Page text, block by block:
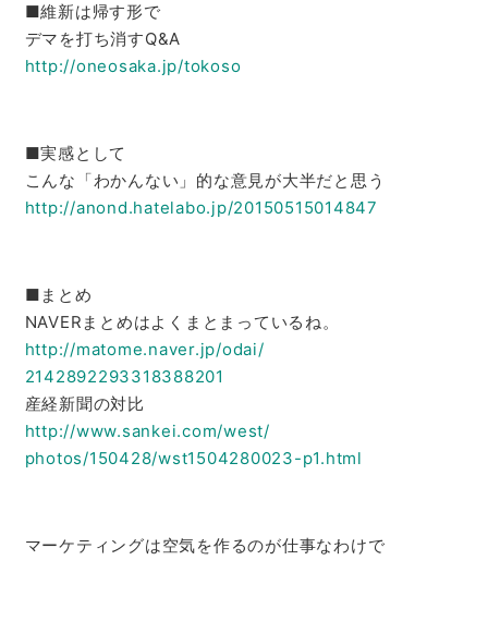
■維新は帰す形で
デマを打ち消すQ&A
http://oneosaka.jp/tokoso
■実感として
こんな「わかんない」的な意見が大半だと思う
http://anond.hatelabo.jp/20150515014847
■まとめ
NAVERまとめはよくまとまっているね。
http://matome.naver.jp/odai/
2142892293318388201
産経新聞の対比
http://www.sankei.com/west/
photos/150428/wst1504280023-p1.html
マーケティングは空気を作るのが仕事なわけで